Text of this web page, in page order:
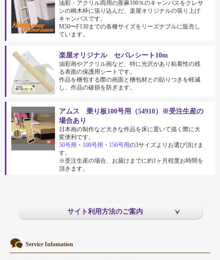
油彩・アクリル両用の亜麻100％のキャンバスをクレサ
ンの桐木枠に張り込んだ、楽屋オリジナルの張り上げ
キャンバスです。
M50〜F130までの各種サイズをリーズナブルに販売し
ています。
楽屋オリジナル セパレシート10m
油彩画やアクリル画など、特に光沢があり粘着性の残
る表面の保護用シートです。
作品を梱包する際の画面と梱包材との貼りつきを軽減
し、作品の破損を防ぎます。
アムス 乗り板100号用（54910）※受注生産の
場合あり
日本画の制作など大きな作品を床に置いて描く際に大
変便利です。
50号用 ・ 100号用 ・ 150号用の3サイズよりお選び頂けま
す。
※受注生産の場合、お届けまでに約1ヶ月程度お時間を
頂きます。
サイト利用方法のご案内
Service Infomation